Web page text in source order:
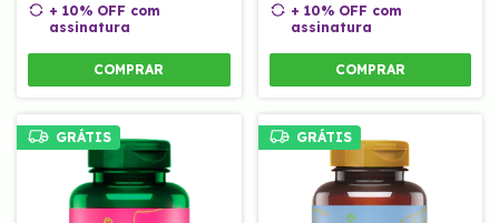
+ 10% OFF com
assinatura
COMPRAR
+ 10% OFF com
assinatura
COMPRAR
GRÁTIS GRÁTIS